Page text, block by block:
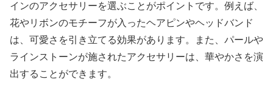
インのアクセサリーを選ぶことがポイントです。例えば、
花やリボンのモチーフが入ったヘアピンやヘッドバンド
は、可愛さを引き立てる効果があります。また、パールや
ラインストーンが施されたアクセサリーは、華やかさを演
出することができます。